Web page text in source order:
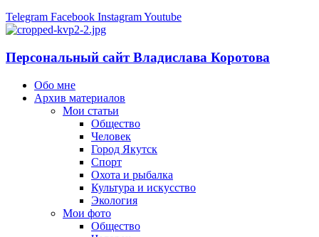
Telegram Facebook InstagramYoutube
Персональный сайт Владислава Коротова
Обо мне
Архив материалов
Мои статьи
Общество
Человек
Город Якутск
Спорт
Охота и рыбалка
Культура и искусство
Экология
Мои фото
Общество